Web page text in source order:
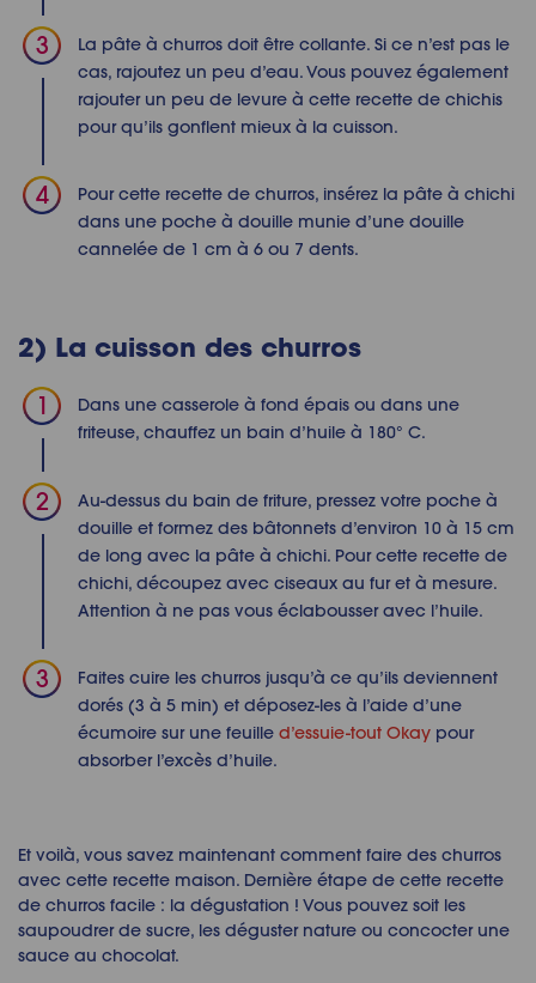
La pâte à churros doit être collante. Si ce n’est pas le
cas, rajoutez un peu d’eau. Vous pouvez également
rajouter un peu de levure à cette recette de chichis
pour qu’ils gonflent mieux à la cuisson.
Pour cette recette de churros, insérez la pâte à chichi
dans une poche à douille munie d’une douille
cannelée de 1 cm à 6 ou 7 dents.
2) La cuisson des churros
Dans une casserole à fond épais ou dans une
friteuse, chauffez un bain d’huile à 180° C.
Au-dessus du bain de friture, pressez votre poche à
douille et formez des bâtonnets d’environ 10 à 15 cm
de long avec la pâte à chichi. Pour cette recette de
chichi, découpez avec ciseaux au fur et à mesure.
Attention à ne pas vous éclabousser avec l’huile.
Faites cuire les churros jusqu’à ce qu’ils deviennent
dorés (3 à 5 min) et déposez-les à l’aide d’une
écumoire sur une feuille d’essuie-tout Okay pour
absorber l’excès d’huile.
Et voilà, vous savez maintenant comment faire des churros
avec cette recette maison. Dernière étape de cette recette
de churros facile : la dégustation ! Vous pouvez soit les
saupoudrer de sucre, les déguster nature ou concocter une
sauce au chocolat.